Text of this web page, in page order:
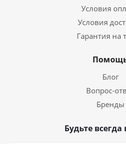
Условия
Условия
Гарантия на
Блог
Вопрос-
Бренды
Будьте всегда